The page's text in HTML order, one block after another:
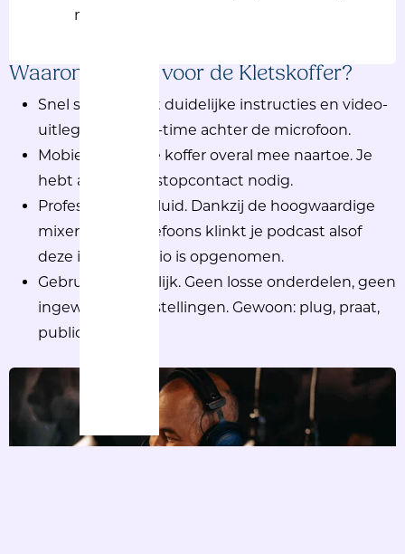
moet doen.
Waarom kiezen voor de Kletskoffer?
Snel starten. Met duidelijke instructies en video-
uitleg zit je in no-time achter de microfoon.
Mobiel. Neem de koffer overal mee naartoe. Je
hebt alleen een stopcontact nodig.
Professioneel geluid. Dankzij de hoogwaardige
mixer en koptelefoons klinkt je podcast alsof
deze in een studio is opgenomen.
Gebruiksvriendelijk. Geen losse onderdelen, geen
ingewikkelde instellingen. Gewoon: plug, praat,
publiceer.